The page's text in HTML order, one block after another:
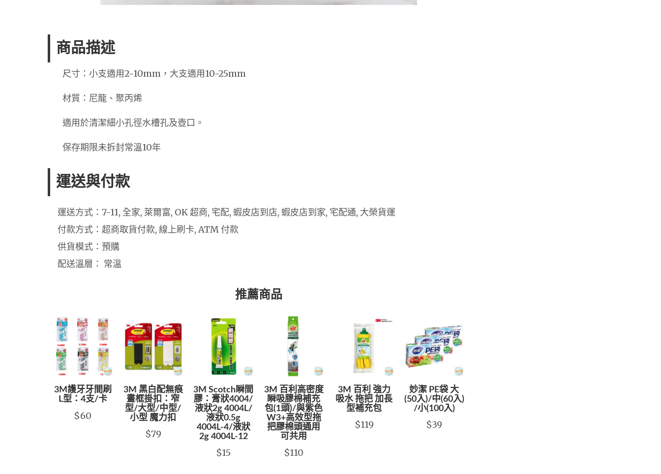
商品描述
尺寸：小支適用2-10mm，大支適用10-25mm
材質：尼龍、聚丙烯
適用於清潔細小孔徑水槽孔及壺口。
保存期限未拆封常溫10年
運送與付款
運送方式：7-11, 全家, 萊爾富, OK 超商, 宅配, 蝦皮店到店, 蝦皮店到家, 宅配通, 大榮貨運
付款方式：超商取貨付款, 線上刷卡, ATM 付款
供貨模式：預購
配送溫層： 常溫
推薦商品
3M護牙牙間刷
L型：4支/卡
$60
3M 黑白配無痕
畫框掛扣：窄
型/大型/中型/
小型 魔力扣
$79
3M Scotch瞬間
膠：膏狀4004/
液狀2g 4004L/
液狀0.5g
4004L-4/液狀
2g 4004L-12
$15
3M 百利高密度
瞬吸膠棉補充
包(1頭)/與紫色
W3+高效型拖
把膠棉頭通用
可共用
$110
3M 百利 強力
吸水 拖把 加長
型補充包
$119
妙潔 PE袋 大
(50入)/中(60入)
/小(100入)
$39